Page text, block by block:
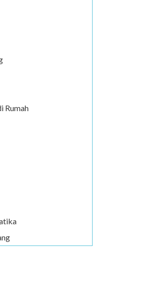
Rumah